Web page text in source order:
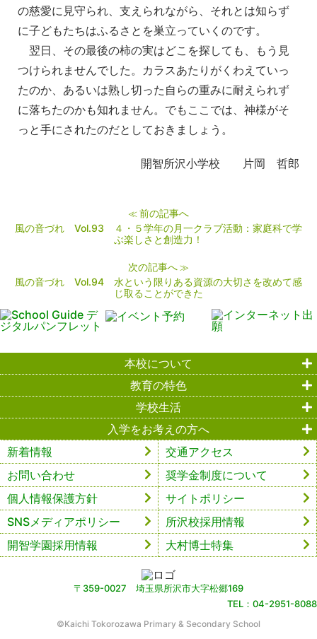
の慈愛に見守られ、支えられながら、それとは知らず
に子どもたちはふるさとを巣立っていくのです。
翌日、その最後の柿の実はどこを探しても、もう見
つけられませんでした。カラスあたりがくわえていっ
たのか、あるいは熟し切った自らの重みに耐えられず
に落ちたのかも知れません。でもここでは、神様がそ
っと手にされたのだとしておきましょう。
開智所沢小学校 片岡 哲郎
≪前の記事へ
風の音づれ Vol.93 ４・５学年の月一クラブ活動：家庭科で学
ぶ楽しさと創造力！
次の記事へ≫
風の音づれ Vol.94 水という限りある資源の大切さを改めて感
じ取ることができた
〒359-0027 埼玉県所沢市大字松郷169
TEL：04-2951-8088
本校について
教育の特色
学校生活
入学をお考えの方へ
新着情報
交通アクセス
お問い合わせ
奨学金制度について
個人情報保護方針
サイトポリシー
SNSメディアポリシー
所沢校採用情報
開智学園採用情報
大村博士特集
©︎Kaichi Tokorozawa Primary & Secondary School